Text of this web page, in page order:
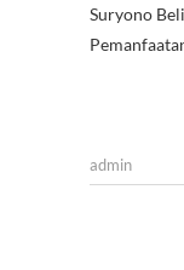
Suryono
admin